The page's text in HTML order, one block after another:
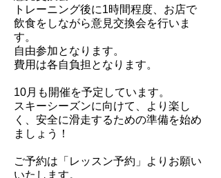
トレーニング後に1時間程度、お店で
飲食をしながら意見交換会を行いま
す。
自由参加となります。
費用は各自負担となります。
​10月も開催を予定しています。
スキーシーズンに向けて、より楽し
く、安全に滑走するための準備を始め
ましょう！
​ご予約は「レッスン予約」よりお願い
いたします。